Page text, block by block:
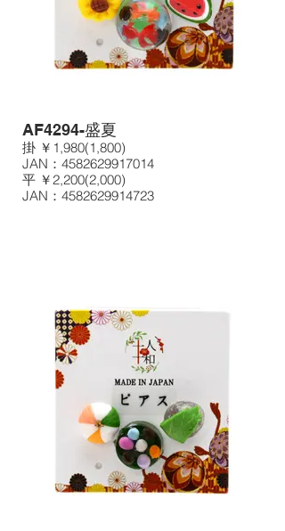
AF4294-盛夏
掛 ￥1,980(1,800)
JAN：4582629917014
平 ￥2,200(2,000)
JAN：4582629914723